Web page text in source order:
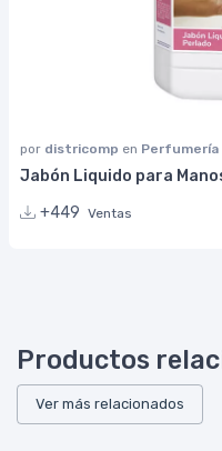
por districomp en Perfumería
Jabón Liquido para
+449 Ventas
Productos
Ver más relacionados